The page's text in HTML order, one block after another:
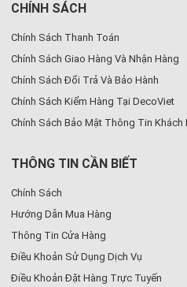
CHÍNH SÁCH
Chính Sách Thanh Toán
Chính Sách Giao Hàng Và Nhận Hàng
Chính Sách Đổi Trả Và Bảo Hành
Chính Sách Kiểm Hàng Tại DecoViet
Chính Sách Bảo Mật Thông Tin Khách
THÔNG TIN CẦN BIẾT
Chính Sách
Hướng Dẫn Mua Hàng
Thông Tin Cửa Hàng
Điều Khoản Sử Dụng Dịch Vụ
Điều Khoản Đặt Hàng Trực Tuyến